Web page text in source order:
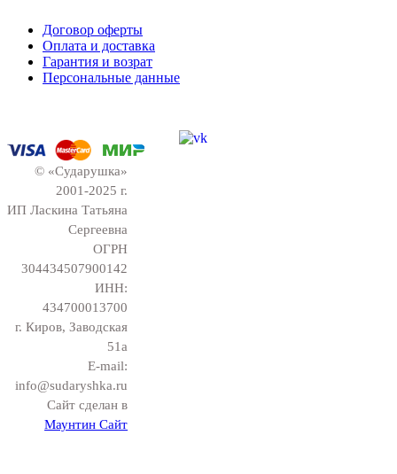
Договор оферты
Оплата и доставка
Гарантия и возрат
Персональные данные
© «Сударушка»
2001-2025 г.
ИП Ласкина Татьяна
Сергеевна
ОГРН
304434507900142
ИНН:
434700013700
г. Киров, Заводская
51а
E-mail:
info@sudaryshka.ru
Сайт сделан в
Маунтин Сайт